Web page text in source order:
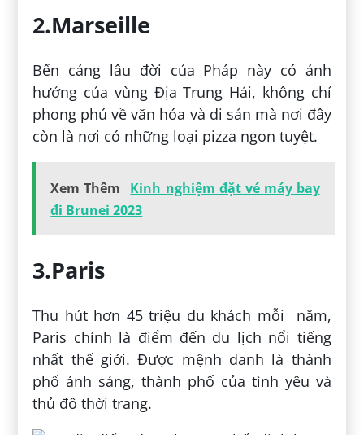
2.Marseille
Bến cảng lâu đời của Pháp này có ảnh
hưởng của vùng Địa Trung Hải, không chỉ
phong phú về văn hóa và di sản mà nơi đây
còn là nơi có những loại pizza ngon tuyệt.
Xem Thêm
Kinh nghiệm đặt vé máy bay
đi Brunei 2023
3.Paris
Thu hút hơn 45 triệu du khách mỗi năm,
Paris chính là điểm đến du lịch nổi tiếng
nhất thế giới. Được mệnh danh là thành
phố ánh sáng, thành phố của tình yêu và
thủ đô thời trang.